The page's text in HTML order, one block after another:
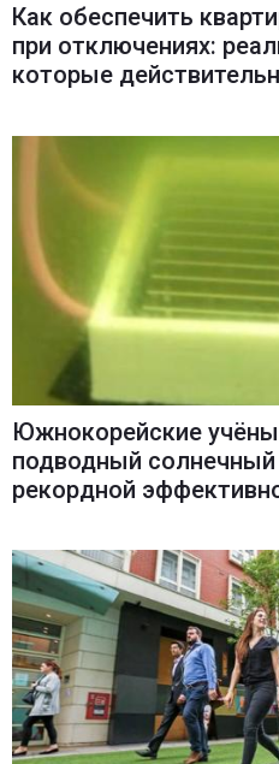
Как обеспечить
при отключениях:
которые
Южнокорейские
подводный
рекордной